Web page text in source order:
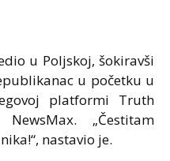
u Poljskoj, šokiravši
u početku u
platformi Truth
„Čestitam
nastavio je.